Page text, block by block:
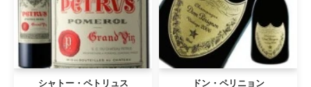
シャトー・ペトリュス ドン・ペリニョン